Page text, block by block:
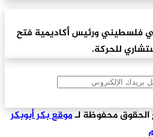
فلسطيني ورئيس أكاديمية فتح
للحركة.
موقع بكر أبوبكر